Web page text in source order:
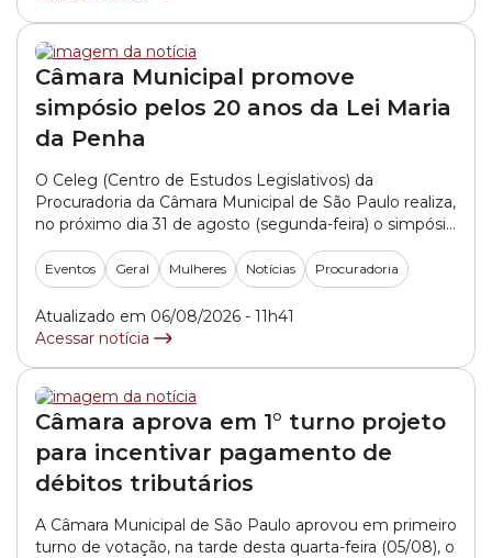
Câmara Municipal promove
simpósio pelos 20 anos da Lei Maria
da Penha
O Celeg (Centro de Estudos Legislativos) da
Procuradoria da Câmara Municipal de São Paulo realiza,
no próximo dia 31 de agosto (segunda-feira) o simpósio
“Lei Maria da Penha: 20 anos de avanços, desafios e
efetividade na proteção das mulheres”. O evento –
que é gratuito – reunirá autoridades, juristas e
Eventos Geral Mulheres Notícias Procuradoria
Atualizado em 06/08/2026 - 11h41
Acessar notícia
Câmara aprova em 1° turno projeto
para incentivar pagamento de
débitos tributários
A Câmara Municipal de São Paulo aprovou em primeiro
turno de votação, na tarde desta quarta-feira (05/08), o